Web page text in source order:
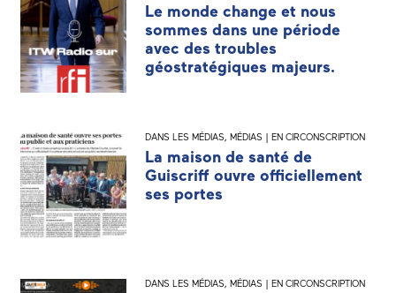
Le monde change et nous
sommes dans une période
avec des troubles
géostratégiques majeurs.
DANS LES MÉDIAS, MÉDIAS | EN CIRCONSCRIPTION
La maison de santé de
Guiscriff ouvre officiellement
ses portes
DANS LES MÉDIAS, MÉDIAS | EN CIRCONSCRIPTION